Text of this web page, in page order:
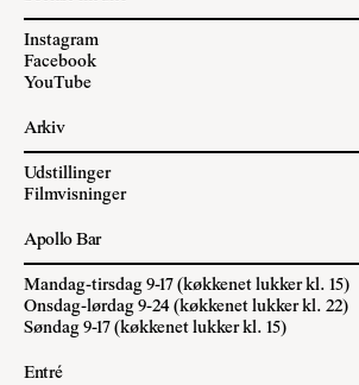
Instagram
Facebook
YouTube
Arkiv
Udstillinger
Filmvisninger
Apollo Bar
Mandag-tirsdag 9-17 (køkkenet lukker kl. 15)
Onsdag-lørdag 9-24 (køkkenet lukker kl. 22)
Søndag 9-17 (køkkenet lukker kl. 15)
Entré